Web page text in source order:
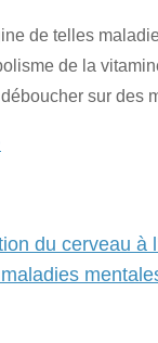
de telles
de la
sur des
du cerveau à